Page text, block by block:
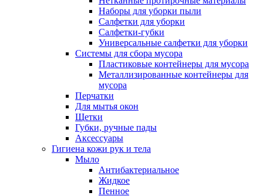
Наборы для уборки пыли
Салфетки для уборки
Салфетки-губки
Универсальные салфетки для уборки
Системы для сбора мусора
Пластиковые контейнеры для мусора
Металлизированные контейнеры для
мусора
Перчатки
Для мытья окон
Щетки
Губки, ручные пады
Аксессуары
Гигиена кожи рук и тела
Мыло
Антибактериальное
Жидкое
Пенное